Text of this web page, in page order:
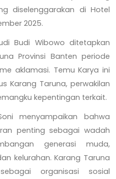
diselenggarakan di Hotel
2025.
Budi Wibowo ditetapkan
Provinsi Banten periode
aklamasi. Temu Karya ini
Karang Taruna, perwakilan
kepentingan terkait.
menyampaikan bahwa
penting sebagai wadah
generasi muda,
kelurahan. Karang Taruna
organisasi sosial